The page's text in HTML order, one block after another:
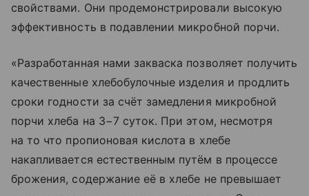
свойствами. Они продемонстрировали высокую
эффективность в подавлении микробной порчи.
«Разработанная нами закваска позволяет получить
качественные хлебобулочные изделия и продлить
сроки годности за счёт замедления микробной
порчи хлеба на 3−7 суток. При этом, несмотря
на то что пропионовая кислота в хлебе
накапливается естественным путём в процессе
брожения, содержание её в хлебе не превышает